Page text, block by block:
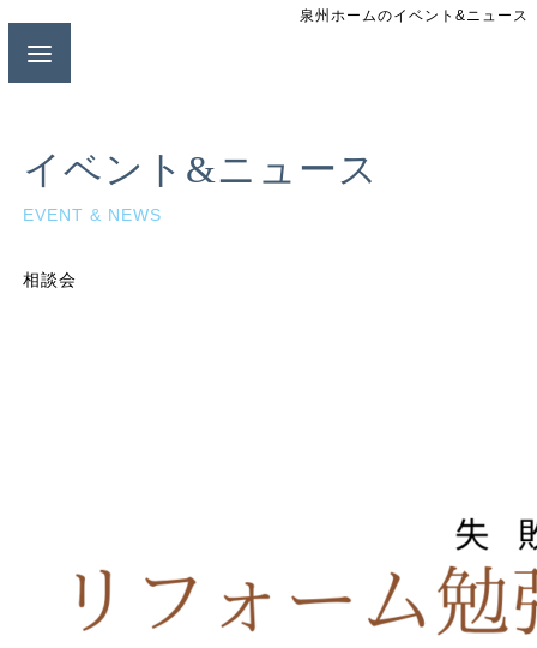
泉州ホームのイベント&ニュース
イベント&ニュース
EVENT & NEWS
相談会